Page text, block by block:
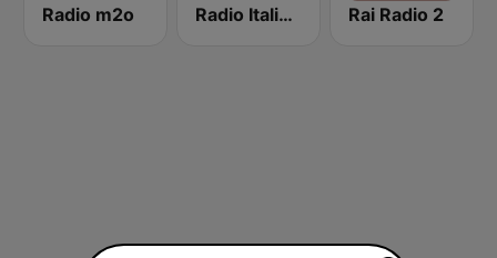
Radio m2o Radio Italia solomusicaitaliana Rai Radio 2